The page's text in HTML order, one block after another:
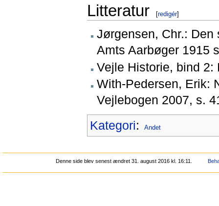
Litteratur [redigér]
Jørgensen, Chr.:
Amts Aarbøger 1915
Vejle Historie, bind 2:
With-Pedersen, Erik:
Vejlebogen 2007, s.
Kategori: Andet
Denne side blev senest ændret 31. august 2016 kl. 16:11.